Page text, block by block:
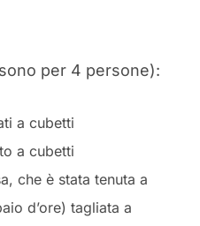
per 4 persone):
a cubetti
a cubetti
che è stata tenuta a
d’ore) tagliata a